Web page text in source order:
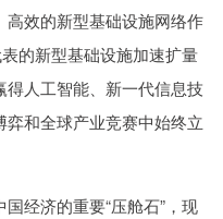
效的新型基础设施网络作
的新型基础设施加速扩量
人工智能、新一代信息技
和全球产业竞赛中始终立
经济的重要“压舱石”，现